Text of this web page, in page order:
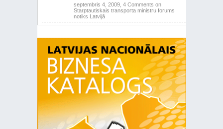
septembris 4, 2009, 4 Comments on
Starptautiskais transporta ministru forums
notiks Latvijā